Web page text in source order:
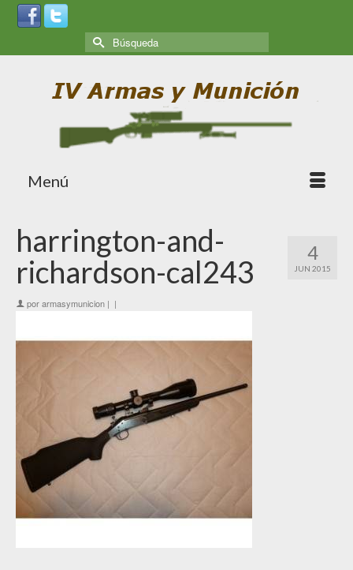
Menú
4
JUN 2015
harrington-and-
richardson-cal243
porarmasymunicion | |